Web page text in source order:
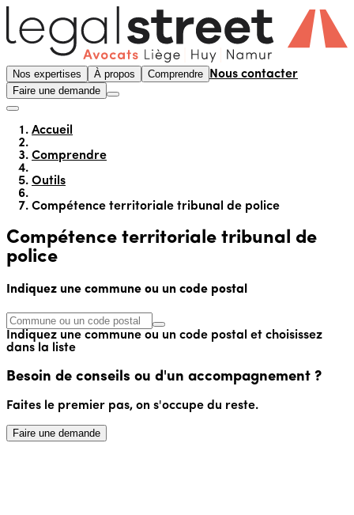
Nos expertises À propos Comprendre Nous contacter
Faire une demande
Accueil
Comprendre
Outils
Compétence territoriale tribunal de police
Compétence territoriale tribunal de
police
Indiquez une commune ou un code postal
Indiquez une commune ou un code postal et choisissez
dans la liste
Besoin de conseils ou d'un accompagnement ?
Faites le premier pas, on s'occupe du reste.
Faire une demande